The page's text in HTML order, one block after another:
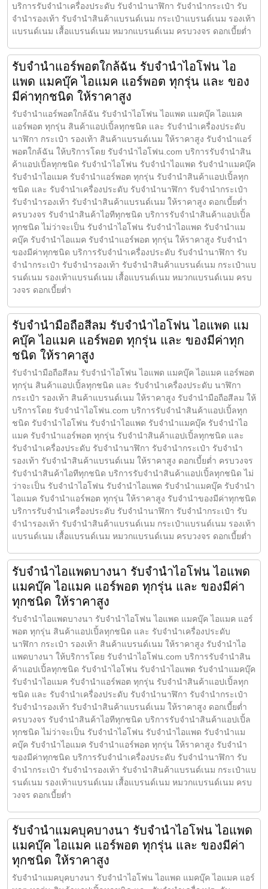
บริการรับจำนำเครื่องประดับ รับจำนำนาฬิกา รับจำนำกระเป๋า รับ
จำนำรองเท้า รับจำนำสินค้าแบรนด์เนม กระเป๋าแบรนด์เนม รองเท้า
แบรนด์เนม เสื้อแบรนด์เนม หมวกแบรนด์เนม ครบวงจร ดอกเบี้ยต่ำ
รับจำนำแอร์พอตใกล้ฉัน รับจำนำไอโฟน ไอ
แพด แมคบุ๊ค ไอแมค แอร์พอต ทุกรุ่น และ ของ
มีค่าทุกชนิด ให้ราคาสูง
รับจำนำแอร์พอตใกล้ฉัน รับจำนำไอโฟน ไอแพด แมคบุ๊ค ไอแมค
แอร์พอต ทุกรุ่น สินค้าแอปเปิ้ลทุกชนิด และ รับจำนำเครื่องประดับ
นาฬิกา กระเป๋า รองเท้า สินค้าแบรนด์เนม ให้ราคาสูง รับจำนำแอร์
พอตใกล้ฉัน ให้บริการโดย รับจํานําไอโฟน.com บริการรับจำนำสิน
ค้าแอปเปิ้ลทุกชนิด รับจำนำไอโฟน รับจำนำไอแพด รับจำนำแมคบุ๊ค
รับจำนำไอแมค รับจำนำแอร์พอต ทุกรุ่น รับจำนำสินค้าแอปเปิ้ลทุก
ชนิด และ รับจำนำเครื่องประดับ รับจำนำนาฬิกา รับจำนำกระเป๋า
รับจำนำรองเท้า รับจำนำสินค้าแบรนด์เนม ให้ราคาสูง ดอกเบี้ยต่ำ
ครบวงจร รับจำนำสินค้าไอทีทุกชนิด บริการรับจำนำสินค้าแอปเปิ้ล
ทุกชนิด ไม่ว่าจะเป็น รับจำนำไอโฟน รับจำนำไอแพด รับจำนำแม
คบุ๊ค รับจำนำไอแมค รับจำนำแอร์พอต ทุกรุ่น ให้ราคาสูง รับจำนำ
ของมีค่าทุกชนิด บริการรับจำนำเครื่องประดับ รับจำนำนาฬิกา รับ
จำนำกระเป๋า รับจำนำรองเท้า รับจำนำสินค้าแบรนด์เนม กระเป๋าแบ
รนด์เนม รองเท้าแบรนด์เนม เสื้อแบรนด์เนม หมวกแบรนด์เนม ครบ
วงจร ดอกเบี้ยต่ำ
รับจำนำมือถือสีลม รับจำนำไอโฟน ไอแพด แม
คบุ๊ค ไอแมค แอร์พอต ทุกรุ่น และ ของมีค่าทุก
ชนิด ให้ราคาสูง
รับจำนำมือถือสีลม รับจำนำไอโฟน ไอแพด แมคบุ๊ค ไอแมค แอร์พอต
ทุกรุ่น สินค้าแอปเปิ้ลทุกชนิด และ รับจำนำเครื่องประดับ นาฬิกา
กระเป๋า รองเท้า สินค้าแบรนด์เนม ให้ราคาสูง รับจำนำมือถือสีลม ให้
บริการโดย รับจํานําไอโฟน.com บริการรับจำนำสินค้าแอปเปิ้ลทุก
ชนิด รับจำนำไอโฟน รับจำนำไอแพด รับจำนำแมคบุ๊ค รับจำนำไอ
แมค รับจำนำแอร์พอต ทุกรุ่น รับจำนำสินค้าแอปเปิ้ลทุกชนิด และ
รับจำนำเครื่องประดับ รับจำนำนาฬิกา รับจำนำกระเป๋า รับจำนำ
รองเท้า รับจำนำสินค้าแบรนด์เนม ให้ราคาสูง ดอกเบี้ยต่ำ ครบวงจร
รับจำนำสินค้าไอทีทุกชนิด บริการรับจำนำสินค้าแอปเปิ้ลทุกชนิด ไม่
ว่าจะเป็น รับจำนำไอโฟน รับจำนำไอแพด รับจำนำแมคบุ๊ค รับจำนำ
ไอแมค รับจำนำแอร์พอต ทุกรุ่น ให้ราคาสูง รับจำนำของมีค่าทุกชนิด
บริการรับจำนำเครื่องประดับ รับจำนำนาฬิกา รับจำนำกระเป๋า รับ
จำนำรองเท้า รับจำนำสินค้าแบรนด์เนม กระเป๋าแบรนด์เนม รองเท้า
แบรนด์เนม เสื้อแบรนด์เนม หมวกแบรนด์เนม ครบวงจร ดอกเบี้ยต่ำ
รับจำนำไอแพดบางนา รับจำนำไอโฟน ไอแพด
แมคบุ๊ค ไอแมค แอร์พอต ทุกรุ่น และ ของมีค่า
ทุกชนิด ให้ราคาสูง
รับจำนำไอแพดบางนา รับจำนำไอโฟน ไอแพด แมคบุ๊ค ไอแมค แอร์
พอต ทุกรุ่น สินค้าแอปเปิ้ลทุกชนิด และ รับจำนำเครื่องประดับ
นาฬิกา กระเป๋า รองเท้า สินค้าแบรนด์เนม ให้ราคาสูง รับจำนำไอ
แพดบางนา ให้บริการโดย รับจํานําไอโฟน.com บริการรับจำนำสิน
ค้าแอปเปิ้ลทุกชนิด รับจำนำไอโฟน รับจำนำไอแพด รับจำนำแมคบุ๊ค
รับจำนำไอแมค รับจำนำแอร์พอต ทุกรุ่น รับจำนำสินค้าแอปเปิ้ลทุก
ชนิด และ รับจำนำเครื่องประดับ รับจำนำนาฬิกา รับจำนำกระเป๋า
รับจำนำรองเท้า รับจำนำสินค้าแบรนด์เนม ให้ราคาสูง ดอกเบี้ยต่ำ
ครบวงจร รับจำนำสินค้าไอทีทุกชนิด บริการรับจำนำสินค้าแอปเปิ้ล
ทุกชนิด ไม่ว่าจะเป็น รับจำนำไอโฟน รับจำนำไอแพด รับจำนำแม
คบุ๊ค รับจำนำไอแมค รับจำนำแอร์พอต ทุกรุ่น ให้ราคาสูง รับจำนำ
ของมีค่าทุกชนิด บริการรับจำนำเครื่องประดับ รับจำนำนาฬิกา รับ
จำนำกระเป๋า รับจำนำรองเท้า รับจำนำสินค้าแบรนด์เนม กระเป๋าแบ
รนด์เนม รองเท้าแบรนด์เนม เสื้อแบรนด์เนม หมวกแบรนด์เนม ครบ
วงจร ดอกเบี้ยต่ำ
รับจำนำแมคบุคบางนา รับจำนำไอโฟน ไอแพด
แมคบุ๊ค ไอแมค แอร์พอต ทุกรุ่น และ ของมีค่า
ทุกชนิด ให้ราคาสูง
รับจำนำแมคบุคบางนา รับจำนำไอโฟน ไอแพด แมคบุ๊ค ไอแมค แอร์